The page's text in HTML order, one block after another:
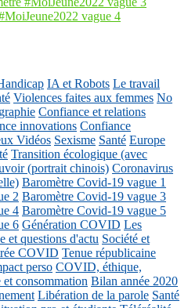
vague 4
IA et Robots Le travail
Violences faites aux femmes No
Confiance et relations
innovations Confiance
Vidéos Sexisme Santé Europe
Transition écologique (avec
(portrait chinois) Coronavirus
Baromètre Covid-19 vague 1
2 Baromètre Covid-19 vague 3
4 Baromètre Covid-19 vague 5
6 Génération COVID Les
et questions d'actu Société et
COVID Tenue républicaine
perso COVID, éthique,
consommation Bilan année 2020
Libération de la parole Santé